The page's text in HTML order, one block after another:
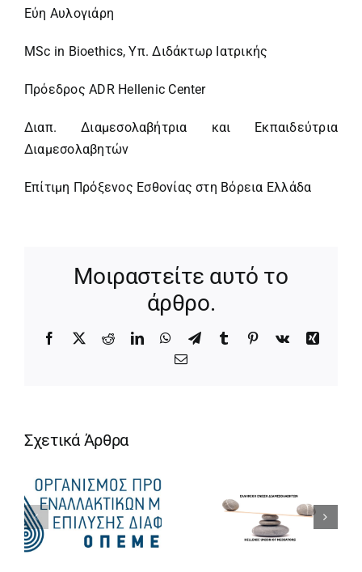
Εύη Αυλογιάρη
MSc in Bioethics, Υπ. Διδάκτωρ Ιατρικής
Πρόεδρος ADR Hellenic Center
Διαπ. Διαμεσολαβήτρια και Εκπαιδεύτρια
Διαμεσολαβητών
Eπίτιμη Πρόξενος Εσθονίας στη Βόρεια Ελλάδα
Μοιραστείτε αυτό το
άρθρο.
Facebook
X RedditLinkedInWhatsApp
TelegramTumblr Pinterest
Vk
Xing
Email
Σχετικά Άρθρα